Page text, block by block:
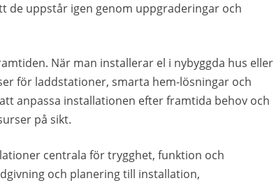
de uppstår igen genom uppgraderingar och
När man installerar el i nybyggda hus eller
för laddstationer, smarta hem-lösningar och
anpassa installationen efter framtida behov och
på sikt.
centrala för trygghet, funktion och
och planering till installation,